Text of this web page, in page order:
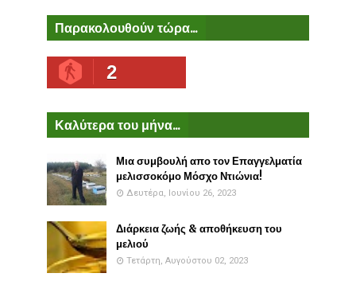
Παρακολουθούν τώρα...
2
Καλύτερα του μήνα...
Μια συμβουλή απο τον Επαγγελματία
μελισσοκόμο Μόσχο Ντιώνια!
Δευτέρα, Ιουνίου 26, 2023
Διάρκεια ζωής & αποθήκευση του
μελιού
Τετάρτη, Αυγούστου 02, 2023